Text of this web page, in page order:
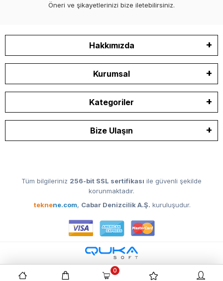
Öneri ve şikayetlerinizi bize iletebilirsiniz.
Hakkımızda
Kurumsal
Kategoriler
Bize Ulaşın
Tüm bilgileriniz 256-bit SSL sertifikası ile güvenli şekilde
korunmaktadır.
teknene.com, Cabar Denizcilik A.Ş. kuruluşudur.
0